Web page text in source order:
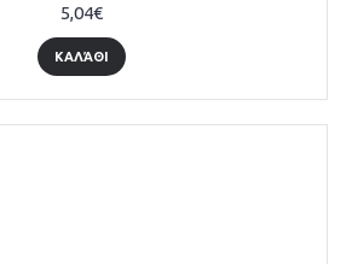
5,04€
ΚΑΛΆΘΙ